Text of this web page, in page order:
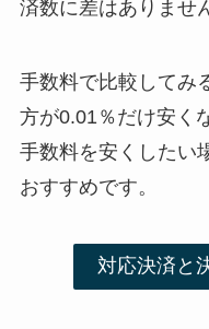
済数に差はありませ
手数料で比較してみ
方が0.01％だけ安く
手数料を安くしたい
おすすめです。
対応決済と